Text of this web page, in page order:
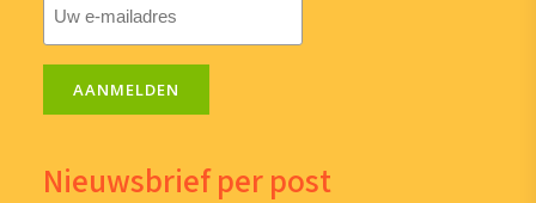
AANMELDEN
Nieuwsbrief per post